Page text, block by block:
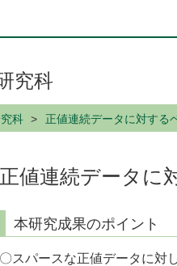
究科
科 正値連続データに対する
正値連続データに
本研究成果のポイント
〇スパースな正値データに対